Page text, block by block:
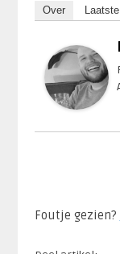
Over
Foutje gezien?